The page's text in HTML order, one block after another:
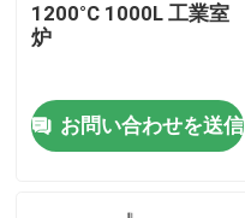
1200°C 1000L 工業室
炉
お問い合わせを送信